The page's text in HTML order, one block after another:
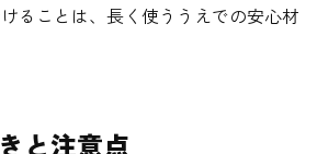
ることは、長く使ううえでの安心材
と注意点